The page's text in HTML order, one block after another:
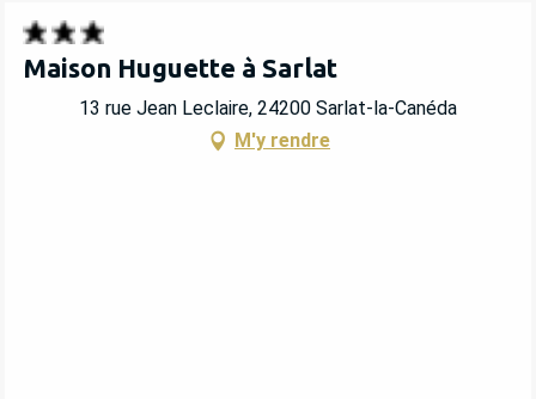
Maison Huguette à Sarlat
13 rue Jean Leclaire, 24200 Sarlat-la-Canéda
M'y rendre